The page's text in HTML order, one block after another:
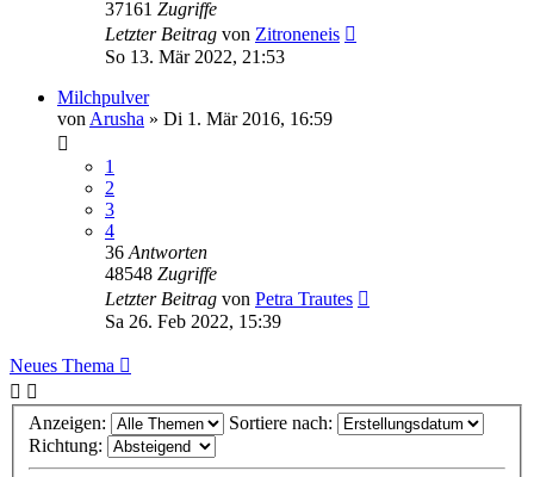
37161 Zugriffe
Letzter Beitrag von Zitroneneis
So 13. Mär 2022, 21:53
Milchpulver
von Arusha » Di 1. Mär 2016, 16:59
1
2
3
4
36 Antworten
48548 Zugriffe
Letzter Beitrag von Petra Trautes
Sa 26. Feb 2022, 15:39
Neues Thema
Anzeigen:
Sortiere nach:
Richtung: